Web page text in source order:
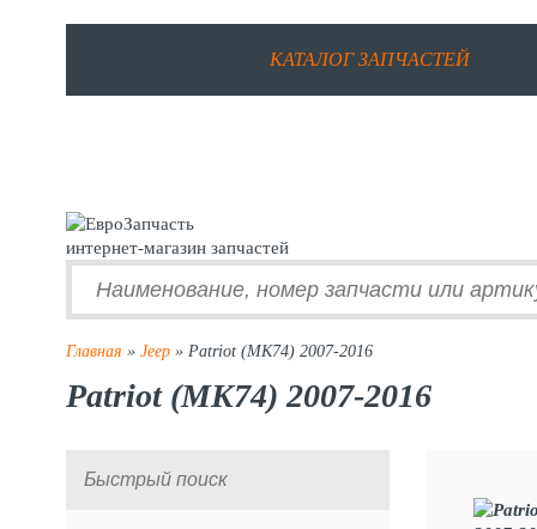
КАТАЛОГ ЗАПЧАСТЕЙ
интернет-магазин запчастей
Главная » Jeep » Patriot (MK74) 2007-2016
Patriot (MK74) 2007-2016